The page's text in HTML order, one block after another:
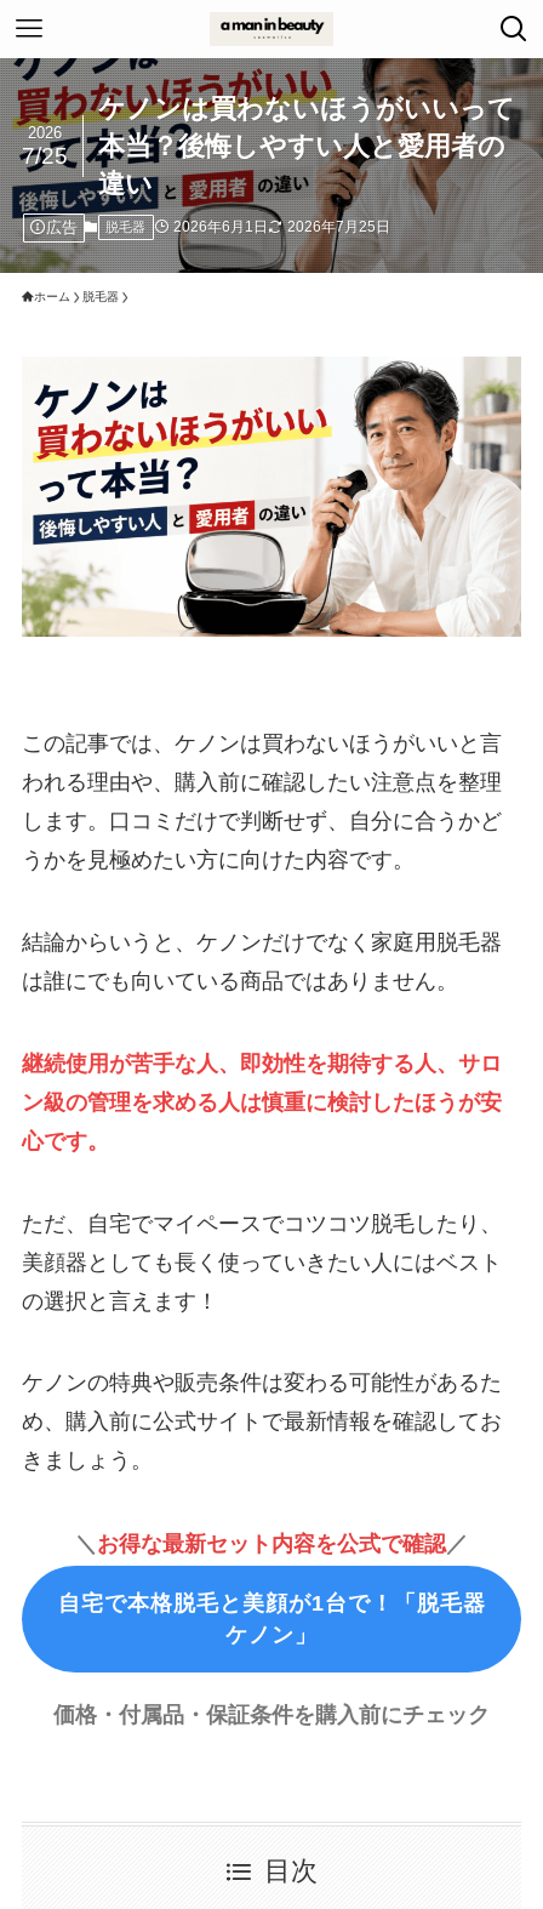
ケノンは買わないほうがいいって
本当？後悔しやすい人と愛用者の
違い
2026
7/25
広告 脱毛器 2026年6月1日 2026年7月25日
ホーム 脱毛器
この記事では、ケノンは買わないほうがいいと言
われる理由や、購入前に確認したい注意点を整理
します。口コミだけで判断せず、自分に合うかど
うかを見極めたい方に向けた内容です。
結論からいうと、ケノンだけでなく家庭用脱毛器
は誰にでも向いている商品ではありません。
継続使用が苦手な人、即効性を期待する人、サロ
ン級の管理を求める人は慎重に検討したほうが安
心です。
ただ、自宅でマイペースでコツコツ脱毛したり、
美顔器としても長く使っていきたい人にはベスト
の選択と言えます！
ケノンの特典や販売条件は変わる可能性があるた
め、購入前に公式サイトで最新情報を確認してお
きましょう。
＼ お得な最新セット内容を公式で確認／
自宅で本格脱毛と美顔が1台で！「脱毛器
ケノン」
価格・付属品・保証条件を購入前にチェック
目次